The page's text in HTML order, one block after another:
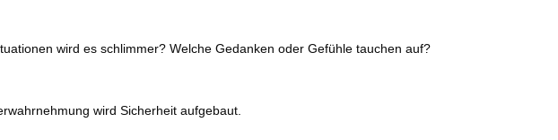
wird es schlimmer? Welche Gedanken oder Gefühle tauchen auf?
wird Sicherheit aufgebaut.